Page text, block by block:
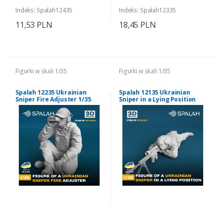
Indeks: Spalah12435
11,53 PLN
Indeks: Spalah12335
18,45 PLN
Figurki w skali 1/35
Spalah 12235 Ukrainian
Sniper Fire Adjuster 1/35
Figurki w skali 1/35
Spalah 12135 Ukrainian
Sniper in a Lying Position
1/35